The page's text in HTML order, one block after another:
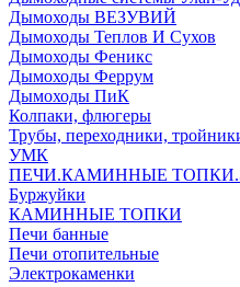
Дымоходы ВЕЗУВИЙ
Дымоходы Теплов И Сухов
Дымоходы Феникс
Дымоходы Феррум
Дымоходы ПиК
Колпаки, флюгеры
Трубы, переходники,
УМК
ПЕЧИ.КАМИННЫЕ
Буржуйки
КАМИННЫЕ ТОПКИ
Печи банные
Печи отопительные
Электрокаменки